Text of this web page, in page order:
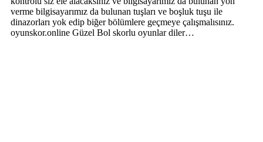
verme bilgisayarımız da bulunan tuşları ve boşluk tuşu ile
dinazorları yok edip biğer bölümlere geçmeye çalışmalısınız.
oyunskor.online Güzel Bol skorlu oyunlar diler…